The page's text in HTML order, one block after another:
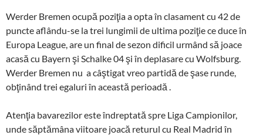
Werder Bremen ocupă poziţia a opta în clasament cu 42 de
puncte aflându-se la trei lungimii de ultima poziţie ce duce în
Europa League, are un final de sezon dificil urmând să joace
acasă cu Bayern şi Schalke 04 şi în deplasare cu Wolfsburg.
Werder Bremen nu a câştigat vreo partidă de şase runde,
obţinând trei egaluri în această perioadă .
Atenţia bavarezilor este îndreptată spre Liga Campionilor,
unde săptămâna viitoare joacă returul cu Real Madrid în